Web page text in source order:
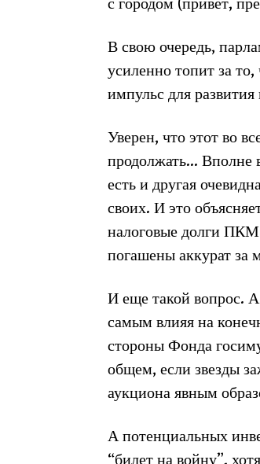
с городом (привет,
В свою очередь,
усиленно топит за
импульс для
Уверен, что этот во
продолжать… Вполне
есть и другая
своих. И это
налоговые долги
погашены аккурат за
И еще такой вопрос. А
самым влияя на
стороны Фонда
общем, если звезды
аукциона явным
А потенциальных